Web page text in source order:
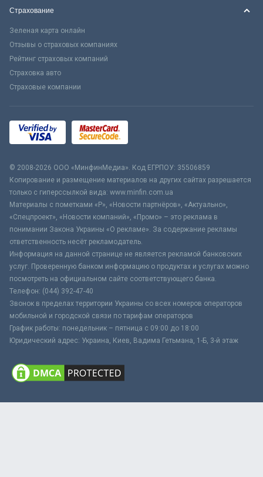
Страхование
Зеленая карта онлайн
Отзывы о страховых компаниях
Рейтинг страховых компаний
Страховка авто
Страховые компании
© 2008-2026 ООО «МинфинМедиа». Код ЕГРПОУ: 35506859
Копирование и размещение материалов на других сайтах разрешается
только с гиперссылкой вида: www.minfin.com.ua
Материалы с пометками «Р», «Новости партнёров», «Актуально»,
«Спецпроект», «Новости компаний», «Промо» – это реклама в
понимании Закона Украины «О рекламе». За содержание рекламы
ответственность несёт рекламодатель.
Информация на данной странице не является рекламой банковских
услуг. Проверенную банком информацию о продуктах и услугах можно
посмотреть на официальном сайте соответствующего банка.
Телефон: (044) 392-47-40
Звонок в пределах территории Украины со всех номеров операторов
мобильной и городской связи по тарифам операторов
График работы: понедельник – пятница с 09:00 до 18:00
Юридический адрес: Украина, Киев, Вадима Гетьмана, 1-Б, 3-й этаж